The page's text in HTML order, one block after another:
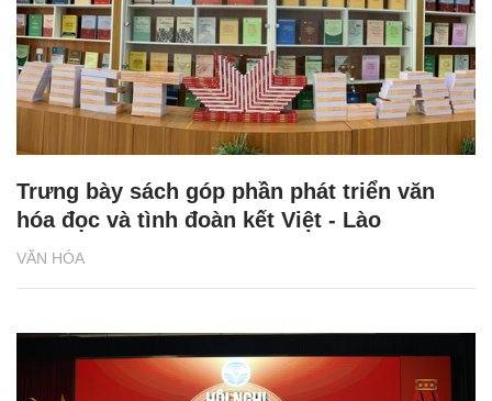
VĂN HÓA
Trưng bày sách góp phần phát triển văn
hóa đọc và tình đoàn kết Việt - Lào